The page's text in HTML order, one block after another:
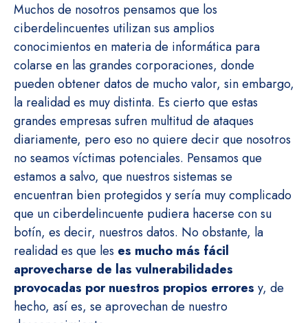
Muchos de nosotros pensamos que los
ciberdelincuentes utilizan sus amplios
conocimientos en materia de informática para
colarse en las grandes corporaciones, donde
pueden obtener datos de mucho valor, sin embargo,
la realidad es muy distinta. Es cierto que estas
grandes empresas sufren multitud de ataques
diariamente, pero eso no quiere decir que nosotros
no seamos víctimas potenciales. Pensamos que
estamos a salvo, que nuestros sistemas se
encuentran bien protegidos y sería muy complicado
que un ciberdelincuente pudiera hacerse con su
botín, es decir, nuestros datos. No obstante, la
realidad es que les es mucho más fácil
aprovecharse de las vulnerabilidades
provocadas por nuestros propios errores y, de
hecho, así es, se aprovechan de nuestro